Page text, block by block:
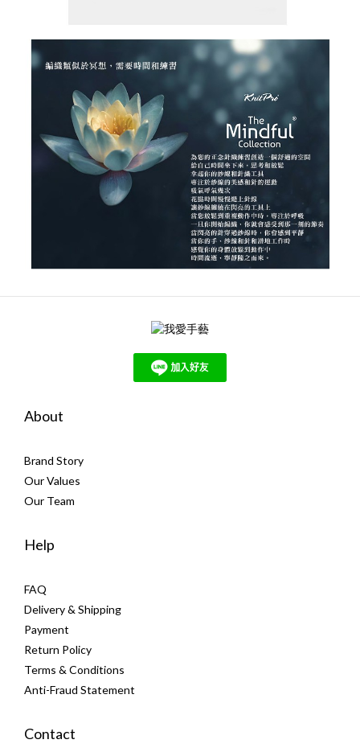
About
Brand Story
Our Values
Our Team
Help
FAQ
Delivery & Shipping
Payment
Return Policy
Terms & Conditions
Anti-Fraud Statement
Contact